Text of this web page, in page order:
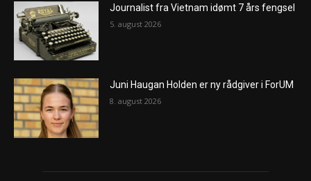
Journalist fra Vietnam idømt 7 års fengsel
5. august 2026
Juni Haugan Holden er ny rådgiver i ForUM
8. august 2026